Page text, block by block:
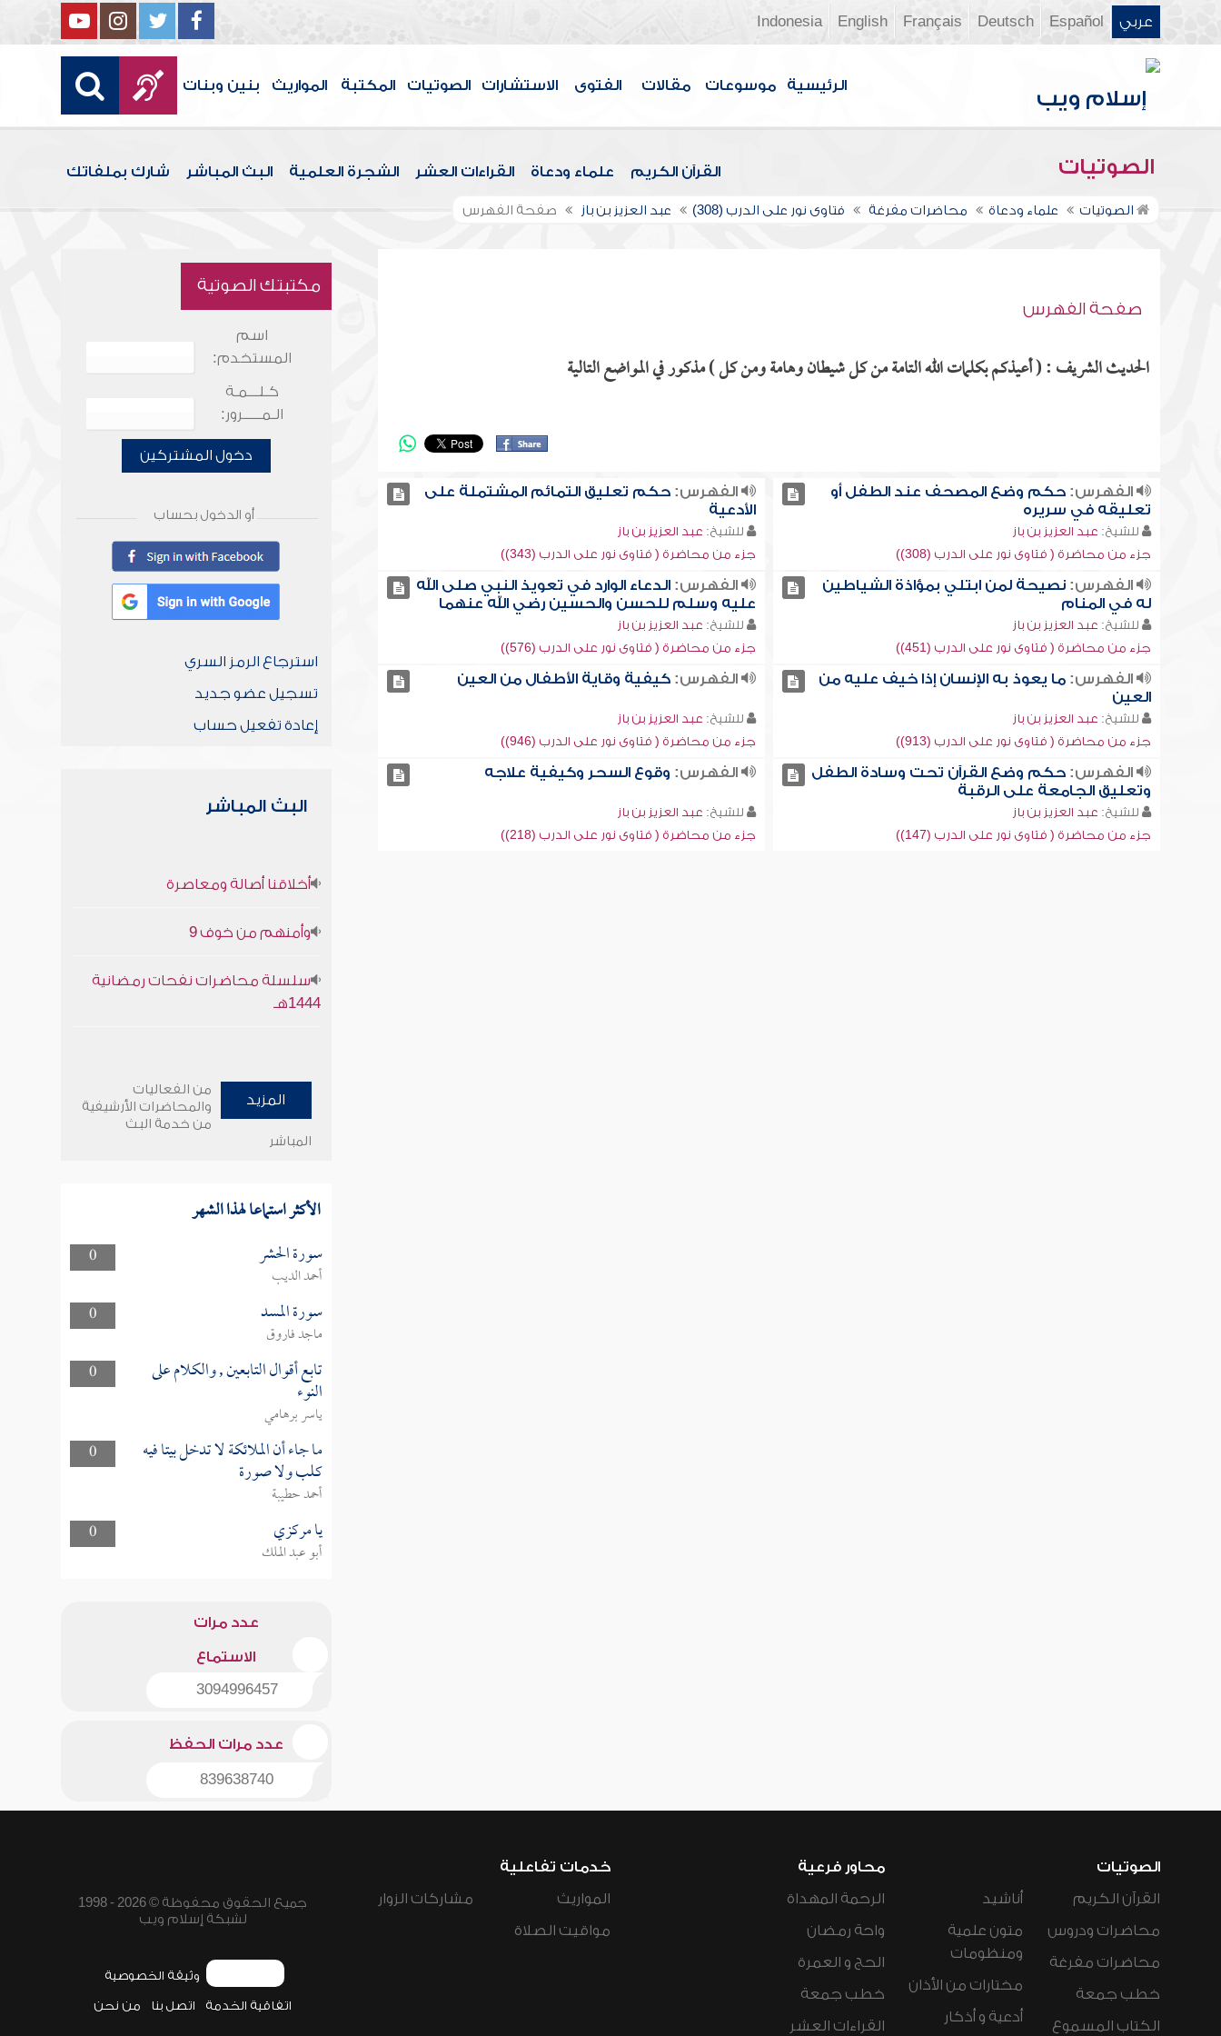
عربي Español
Deutsch
Français
English
Indonesia
الرئيسية موسوعات مقالات الفتوى الاستشارات الصوتيات المكتبة المواريث بنين وبنات
الصوتيات القرآن الكريم علماء ودعاة القراءات العشر الشجرة العلمية البث المباشر شارك بملفاتك
الصوتيات علماء ودعاة محاضرات مفرغة فتاوى نور على الدرب (308) عبد العزيز بن باز صفحة الفهرس
صفحة الفهرس
الحديث الشريف : ( أعيذكم بكلمات الله التامة من كل شيطان وهامة ومن كل ) مذكور في المواضع التالية
الفهرس:حكم وضع المصحف عند الطفل أو
تعليقه في سريره
للشيخ: عبد العزيز بن باز
جزء من محاضرة ( فتاوى نور على الدرب (308))
الفهرس: حكم تعليق التمائم المشتملة على
الأدعية
للشيخ: عبد العزيز بن باز
جزء من محاضرة ( فتاوى نور على الدرب (343))
الفهرس:نصيحة لمن ابتلي بمؤاذة الشياطين
له في المنام
للشيخ: عبد العزيز بن باز
جزء من محاضرة ( فتاوى نور على الدرب (451))
الفهرس: الدعاء الوارد في تعويذ النبي صلى الله
عليه وسلم للحسن والحسين رضي الله عنهما
للشيخ: عبد العزيز بن باز
جزء من محاضرة ( فتاوى نور على الدرب (576))
الفهرس:ما يعوذ به الإنسان إذا خيف عليه من
العين
للشيخ: عبد العزيز بن باز
جزء من محاضرة ( فتاوى نور على الدرب (913))
الفهرس: كيفية وقاية الأطفال من العين
للشيخ: عبد العزيز بن باز
جزء من محاضرة ( فتاوى نور على الدرب (946))
الفهرس:حكم وضع القرآن تحت وسادة الطفل
وتعليق الجامعة على الرقبة
للشيخ: عبد العزيز بن باز
جزء من محاضرة ( فتاوى نور على الدرب (147))
الفهرس: وقوع السحر وكيفية علاجه
للشيخ: عبد العزيز بن باز
جزء من محاضرة ( فتاوى نور على الدرب (218))
مكتبتك الصوتية
اسم
المستخدم:
كـلـــمـة
الـمـــــرور:
دخول المشتركين
أو الدخول بحساب
استرجاع الرمز السري
تسجيل عضو جديد
إعادة تفعيل حساب
البث المباشر
أخلاقنا أصالة ومعاصرة
وأمنهم من خوف 9
سلسلة محاضرات نفحات رمضانية
1444هـ
المزيد
من الفعاليات
والمحاضرات الأرشيفية
من خدمة البث
المباشر
الأكثر استماعا لهذا الشهر
0 سورة الحشر
أحمد الديب
0
سورة المسد
ماجد فاروق
0
تابع أقوال التابعين , والكلام على
النوء
ياسر برهامي
0
ما جاء أن الملائكة لا تدخل بيتا فيه
كلب ولا صورة
أحمد حطيبة
0
يا مركزي
أبو عبد الملك
عدد مرات
الاستماع
3094996457
عدد مرات الحفظ
839638740
الصوتيات
القرآن الكريم
محاضرات ودروس
محاضرات مفرغة
خطب جمعة
الكتاب المسموع
أناشيد
متون علمية
ومنظومات
مختارات من الأذان
أدعية و أذكار
محاور فرعية
الرحمة المهداة
واحة رمضان
الحج و العمرة
خطب جمعة
القراءات العشر
خدمات تفاعلية
المواريث
مواقيت الصلاة
مشاركات الزوار
جميع الحقوق محفوظة © 2026 - 1998
لشبكة إسلام ويب
وثيقة الخصوصية
اتفاقية الخدمة اتصل بنا من نحن